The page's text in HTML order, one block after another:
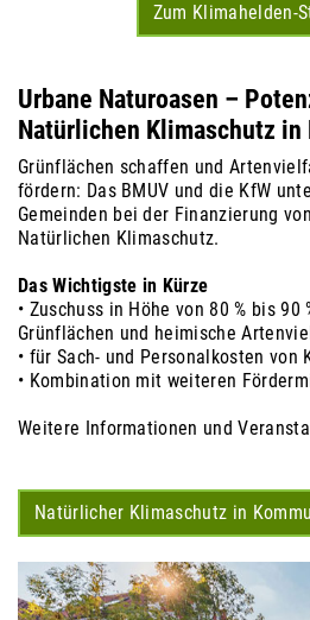
Zum Klimahelden-
Urbane Naturoasen –
Natürlichen Klimaschutz in
Grünflächen schaffen und
fördern: Das BMUV und die KfW
Gemeinden bei der Finanzierung
Natürlichen Klimaschutz.
Das Wichtigste in Kürze
• Zuschuss in Höhe von 80 % bis
Grünflächen und heimische
• für Sach- und Personalkosten von
• Kombination mit weiteren
Weitere Informationen und
Natürlicher Klimaschutz in